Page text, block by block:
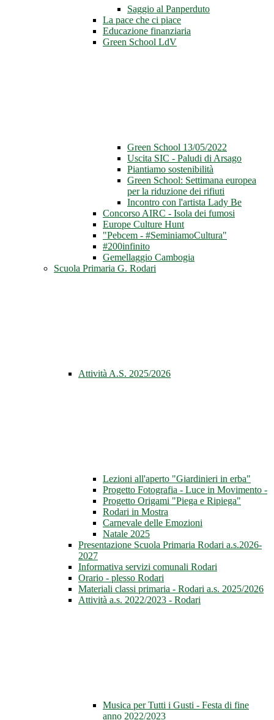
Saggio al Panperduto
La pace che ci piace
Educazione finanziaria
Green School LdV
Green School 13/05/2022
Uscita SIC - Paludi di Arsago
Piantiamo sostenibilità
Green School: Settimana europea
per la riduzione dei rifiuti
Incontro con l'artista Lady Be
Concorso AIRC - Isola dei fumosi
Europe Culture Hunt
"Pebcem - #SeminiamoCultura"
#200infinito
Gemellaggio Cambogia
Scuola Primaria G. Rodari
Attività A.S. 2025/2026
Lezioni all'aperto "Giardinieri in erba"
Progetto Fotografia - Luce in Movimento -
Progetto Origami "Piega e Ripiega"
Rodari in Mostra
Carnevale delle Emozioni
Natale 2025
Presentazione Scuola Primaria Rodari a.s.2026-
2027
Informativa servizi comunali Rodari
Orario - plesso Rodari
Materiali classi primaria - Rodari a.s. 2025/2026
Attività a.s. 2022/2023 - Rodari
Musica per Tutti i Gusti - Festa di fine
anno 2022/2023